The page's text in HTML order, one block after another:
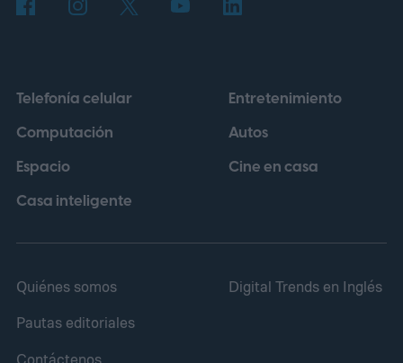
Telefonía celular
Computación
Espacio
Casa inteligente
Entretenimiento
Autos
Cine en casa
Quiénes somos
Pautas editoriales
Digital Trends en Inglés